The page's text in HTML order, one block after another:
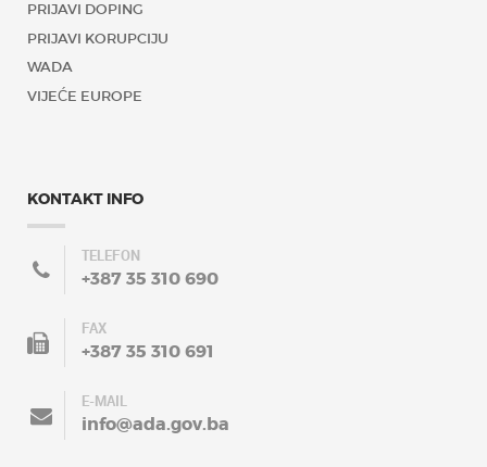
PRIJAVI DOPING
PRIJAVI KORUPCIJU
WADA
VIJEĆE EUROPE
KONTAKT INFO
TELEFON
+387 35 310 690
FAX
+387 35 310 691
E-MAIL
info@ada.gov.ba